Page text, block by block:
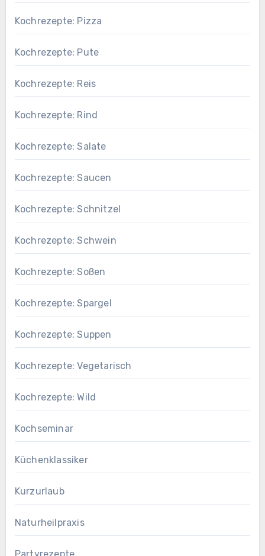
Kochrezepte: Pizza
Kochrezepte: Pute
Kochrezepte: Reis
Kochrezepte: Rind
Kochrezepte: Salate
Kochrezepte: Saucen
Kochrezepte: Schnitzel
Kochrezepte: Schwein
Kochrezepte: Soßen
Kochrezepte: Spargel
Kochrezepte: Suppen
Kochrezepte: Vegetarisch
Kochrezepte: Wild
Kochseminar
Küchenklassiker
Kurzurlaub
Naturheilpraxis